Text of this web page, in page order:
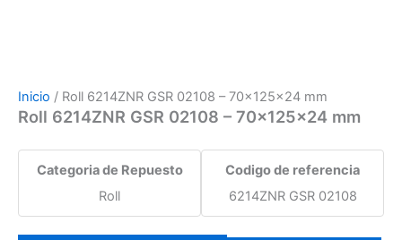
Inicio / Roll 6214ZNR GSR 02108 – 70×125×24 mm
Roll 6214ZNR GSR 02108 – 70×125×24 mm
Categoria de Repuesto
Roll
Codigo de referencia
6214ZNR GSR 02108